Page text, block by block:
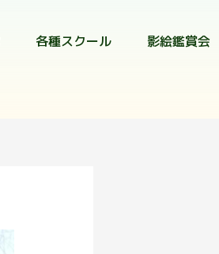
各種スクール 影絵鑑賞会